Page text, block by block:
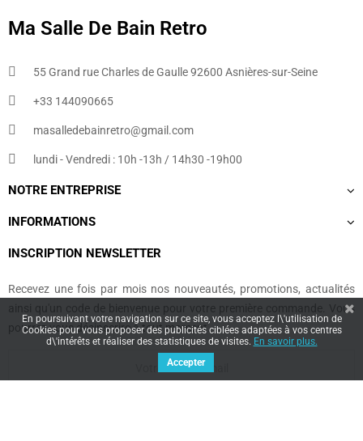
Ma Salle De Bain Retro
55 Grand rue Charles de Gaulle 92600 Asnières-sur-Seine
+33 144090665​
masalledebainretro@gmail.com
lundi - Vendredi : 10h -13h / 14h30 -19h00
NOTRE ENTREPRISE
INFORMATIONS
INSCRIPTION NEWSLETTER
Recevez une fois par mois nos nouveautés, promotions, actualités
ainsi qu'un code de bienvenue pour votre première commande. Vous
pourrez vous désinscrire à tout moment.
En poursuivant votre navigation sur ce site, vous acceptez l\'utilisation de
Cookies pour vous proposer des publicités ciblées adaptées à vos centres
d\'intérêts et réaliser des statistiques de visites. En savoir plus.
Accepter